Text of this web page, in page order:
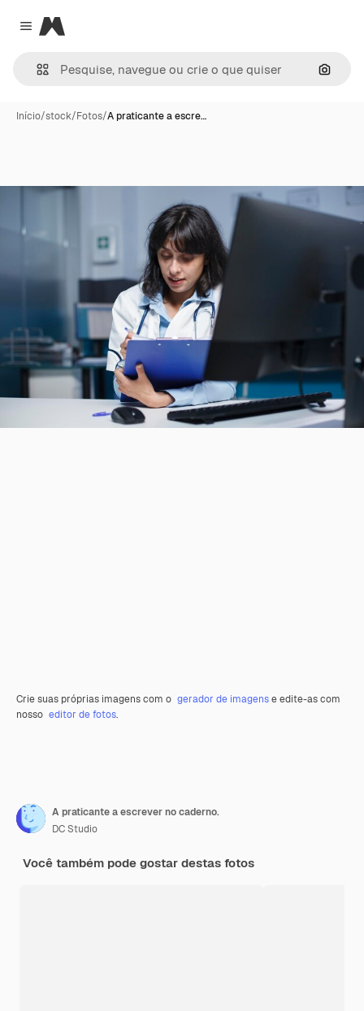
Close menu
Magnific
Início/stock/Fotos/A praticante a escre…
Crie suas próprias imagens com o gerador de imagense edite-as com
nosso editor de fotos.
A praticante a escrever no caderno.
DC Studio
Você também pode gostar destas fotos